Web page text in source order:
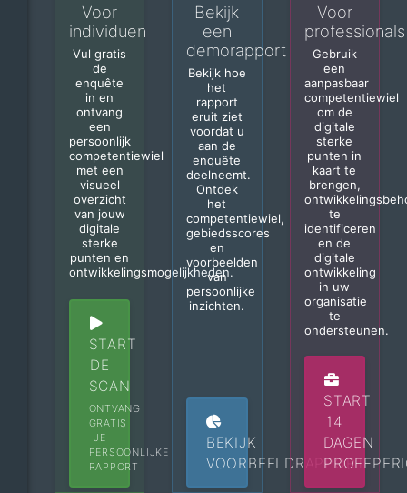
Voor
individuen
Vul gratis
de
enquête
in en
ontvang
een
persoonlijk
competentiewiel
met een
visueel
overzicht
van jouw
digitale
sterke
punten en
ontwikkelingsmogelijkheden.
START
DE
SCAN
ONTVANG
GRATIS
JE
PERSOONLIJKE
RAPPORT
Bekijk
een
demorapport
Bekijk hoe
het
rapport
eruit ziet
voordat u
aan de
enquête
deelneemt.
Ontdek
het
competentiewiel,
gebiedsscores
en
voorbeelden
van
persoonlijke
inzichten.
BEKIJK
VOORBEELDRAPPORT
Voor
professionals
Gebruik
een
aanpasbaar
competentiewiel
om de
digitale
sterke
punten in
kaart te
brengen,
te
identificeren
en de
digitale
ontwikkeling
in uw
organisatie
te
ondersteunen.
START
14
DAGEN